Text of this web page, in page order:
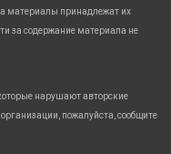
материалы принадлежат их
за содержание материала не
нарушают авторские
пожалуйста, сообщите